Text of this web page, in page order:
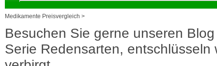
Medikamente Preisvergleich >
Besuchen Sie gerne unseren
Serie Redensarten, entschlüsseln